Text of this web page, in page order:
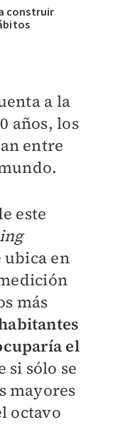
construir
a la
años, los
entre
este
ubica en
más
el
si sólo se
mayores
octavo